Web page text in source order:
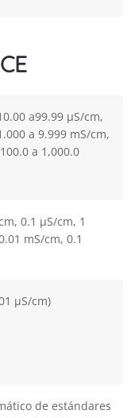
a99.99 µS/cm,
a 9.999 mS/cm,
a 1,000.0
0.1 µS/cm, 1
mS/cm, 0.1
µS/cm)
de estándares